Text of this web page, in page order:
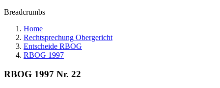
Breadcrumbs
Home
Rechtsprechung Obergericht
Entscheide RBOG
RBOG 1997
RBOG 1997 Nr. 22